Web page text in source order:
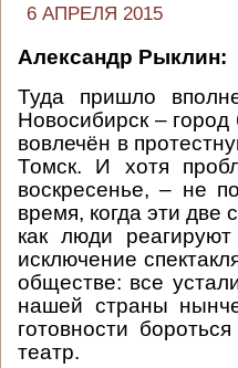
6 АПРЕЛЯ 2015
Александр Рыклин:
Туда пришло
Новосибирск –
вовлечён в
Томск. И хотя
воскресенье, – не
время, когда эти
как люди
исключение
обществе: все
нашей страны
готовности
театр.